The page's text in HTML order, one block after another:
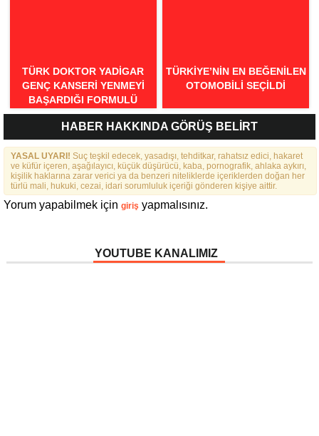
TÜRK DOKTOR YADIGAR
GENÇ KANSERI YENMEYI
BAŞARDIĞI FORMULÜ
AÇIKLADI
TÜRKIYE’NIN EN BEĞENILEN
OTOMOBILI SEÇILDI
HABER HAKKINDA GÖRÜŞ BELİRT
YASAL UYARI! Suç teşkil edecek, yasadışı, tehditkar, rahatsız edici, hakaret
ve küfür içeren, aşağılayıcı, küçük düşürücü, kaba, pornografik, ahlaka aykırı,
kişilik haklarına zarar verici ya da benzeri niteliklerde içeriklerden doğan her
türlü mali, hukuki, cezai, idari sorumluluk içeriği gönderen kişiye aittir.
Yorum yapabilmek için giriş yapmalısınız.
YOUTUBE KANALIMIZ